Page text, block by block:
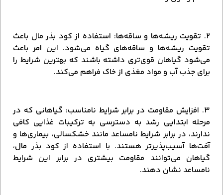
۲. تقویت ریشه‌ها و ساقه‌ها: استفاده از کود بذر مال باعث
تقویت ریشه‌ها و ساقه‌های گیاه می‌شود. این امر باعث
می‌شود گیاهان قوی‌تری داشته باشند که بهترین شرایط را
برای جذب آب و مواد مغذی از خاک فراهم می‌کند.
۳. افزایش مقاومت در برابر شرایط نامناسب: گیاهانی که در
مرحله ابتدایی رشد به دسترسی به ترکیبات غذایی کافی
ندارند، در برابر شرایط نامساعد مانند خشکسالی، بیماری‌ها و
آفت‌ها آسیب‌پذیرتر هستند. با استفاده از کود بذر مال،
گیاهان می‌توانند مقاومت بیشتری در برابر این شرایط
نامساعد نشان دهند.